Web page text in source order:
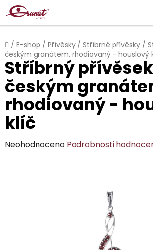
Přejít
na
obsah
Domů
/ E-shop / Přívěsky / Stříbrné přívěsky /
českým granátem, rhodiovaný - houslový
Stříbrný
českým
rhodiovaný -
klíč
Průměrné
Neohodnoceno Podrobnosti